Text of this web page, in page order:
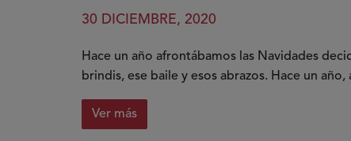
Europeo,
nuestro
lado
pandemia
30 DICIEMBRE, 2020
Hace un año afrontábamos las Navidades
brindis, ese baile y esos abrazos. Hace un
Ver más
sobre